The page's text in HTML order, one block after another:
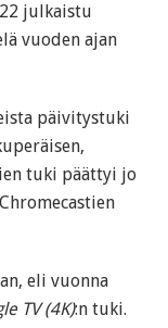
julkaistu
vuoden ajan
päivitystuki
tuki päättyi jo
eli vuonna
TV (4K):n tuki.